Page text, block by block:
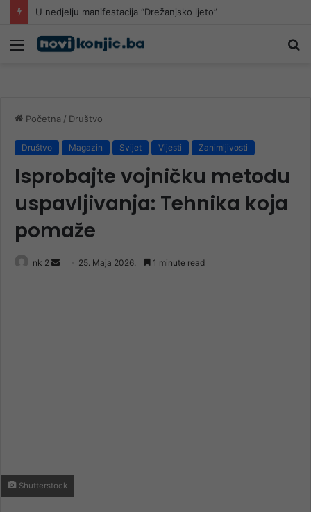
U nedjelju manifestacija “Drežanjsko ljeto”
Meni
Početna / Društvo
Društvo Magazin Svijet Vijesti Zanimljivosti
Isprobajte vojničku metodu
uspavljivanja: Tehnika koja
pomaže
nk 2
Send 25. Maja 2026. 1 minute read
Shutterstock